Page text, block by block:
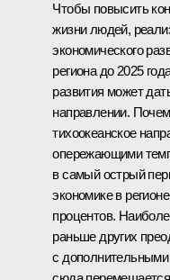
Чтобы повысить
жизни людей,
экономического
региона до 2025
развития может
направлении.
тихоокеанское
опережающими
в самый острый
экономике в
процентов.
раньше других
с